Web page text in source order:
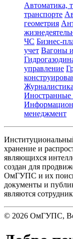
Автоматика,
транспорте
геометрия
ЧС Бизнес-
учет Вагоны и
управление
Журналистика
Иностранные
менеджмент
хранение и
являющихся
создан для
ОмГУПС и их поиск
документы и
являются
© 2026 ОмГУПС,